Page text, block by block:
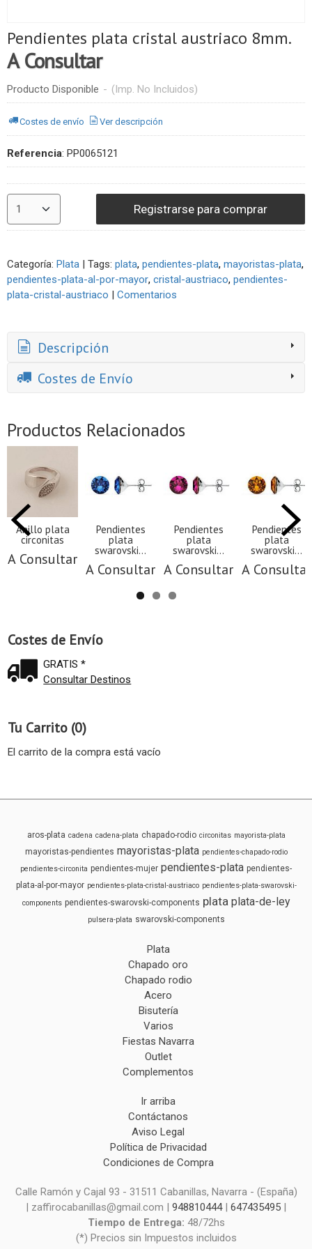
Costes de Envío
GRATIS *
Consultar Destinos
Tu Carrito (0)
El carrito de la compra está vacío
Pendientes plata cristal austriaco 8mm.
A Consultar
Producto Disponible - (Imp. No Incluidos)
Costes de envío Ver descripción
Referencia: PP0065121
Registrarse para comprar
Categoría: Plata | Tags: plata pendientes-plata mayoristas-plata
pendientes-plata-al-por-mayor cristal-austriaco pendientes-
plata-cristal-austriaco | Comentarios
Descripción
Costes de Envío
Productos Relacionados
Anillo plata
circonitas
A Consultar
Pendientes
plata
swarovski...
A Consultar
Pendientes
plata
swarovski...
A Consultar
Pendientes
plata
swarovski...
A Consultar
aros-plata cadena cadena-plata chapado-rodio circonitas mayorista-plata
mayoristas-pendientes mayoristas-plata pendientes-chapado-rodio
pendientes-circonita pendientes-mujer pendientes-plata pendientes-
plata-al-por-mayor pendientes-plata-cristal-austriaco pendientes-plata-swarovski-
components pendientes-swarovski-components plata plata-de-ley
pulsera-plata swarovski-components
Plata
Chapado oro
Chapado rodio
Acero
Bisutería
Varios
Fiestas Navarra
Outlet
Complementos
Ir arriba
Contáctanos
Aviso Legal
Política de Privacidad
Condiciones de Compra
Calle Ramón y Cajal 93 - 31511 Cabanillas, Navarra - (España)
| zaffirocabanillas@gmail.com | 948810444| 647435495 |
Tiempo de Entrega: 48/72hs
(*) Precios sin Impuestos incluidos